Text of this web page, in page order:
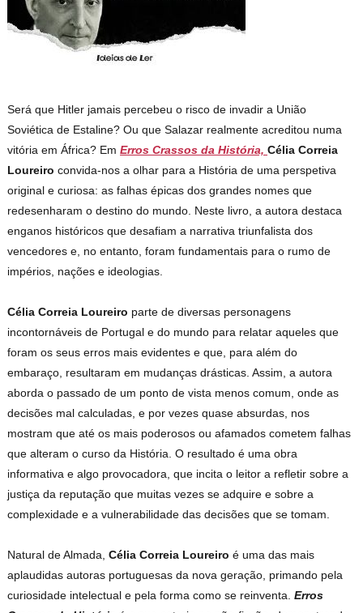
Será que Hitler jamais percebeu o risco de invadir a União
Soviética de Estaline? Ou que Salazar realmente acreditou numa
vitória em África? EmErros Crassos da História,Célia Correia
Loureiroconvida-nos a olhar para a História de uma perspetiva
original e curiosa: as falhas épicas dos grandes nomes que
redesenharam o destino do mundo. Neste livro, a autora destaca
enganos históricos que desafiam a narrativa triunfalista dos
vencedores e, no entanto, foram fundamentais para o rumo de
impérios, nações e ideologias.
Célia Correia Loureiro parte de diversas personagens
incontornáveis de Portugal e do mundo para relatar aqueles que
foram os seus erros mais evidentes e que, para além do
embaraço, resultaram em mudanças drásticas. Assim, a autora
aborda o passado de um ponto de vista menos comum, onde as
decisões mal calculadas, e por vezes quase absurdas, nos
mostram que até os mais poderosos ou afamados cometem falhas
que alteram o curso da História. O resultado é uma obra
informativa e algo provocadora, que incita o leitor a refletir sobre a
justiça da reputação que muitas vezes se adquire e sobre a
complexidade e a vulnerabilidade das decisões que se tomam.
Natural de Almada,Célia Correia Loureiroé uma das mais
aplaudidas autoras portuguesas da nova geração, primando pela
curiosidade intelectual e pela forma como se reinventa.Erros